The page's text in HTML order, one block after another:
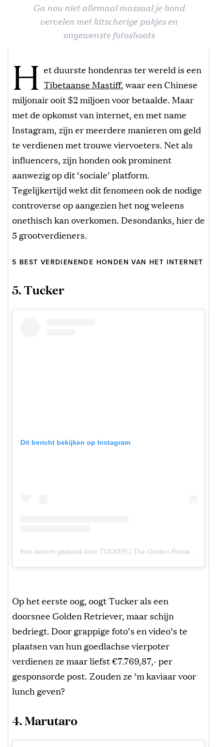
Ga nou niet allemaal massaal je hond
vervelen met kitscherige pakjes en
ongewenste fotoshoots
H et duurste hondenras ter wereld is een
Tibetaanse Mastiff, waar een Chinese
miljonair ooit $2 miljoen voor betaalde. Maar
met de opkomst van internet, en met name
Instagram, zijn er meerdere manieren om geld
te verdienen met trouwe viervoeters. Net als
influencers, zijn honden ook prominent
aanwezig op dit ‘sociale’ platform.
Tegelijkertijd wekt dit fenomeen ook de nodige
controverse op aangezien het nog weleens
onethisch kan overkomen. Desondanks, hier de
5 grootverdieners.
5 BEST VERDIENENDE HONDEN VAN HET INTERNET
5. Tucker
Dit bericht bekijken op Instagram
Een bericht gedeeld door TUCKER | The Golden Retriever (@tuckerbudzyn)
Op het eerste oog, oogt Tucker als een
doorsnee Golden Retriever, maar schijn
bedriegt. Door grappige foto’s en video’s te
plaatsen van hun goedlachse vierpoter
verdienen ze maar liefst €7.769,87,- per
gesponsorde post. Zouden ze ‘m kaviaar voor
lunch geven?
4. Marutaro